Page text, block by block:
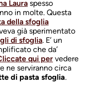
Laura spesso
in molte. Questa
della sfoglia
già sperimentato
di sfoglia. E’ un
che da’
qui per vedere
ne serviranno circa
di pasta sfoglia.